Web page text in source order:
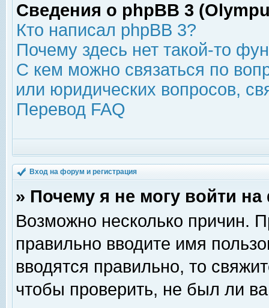
Сведения о phpBB 3
Кто написал phpBB 3?
Почему здесь нет такой-то
С кем можно связаться по
или юридических вопросов,
Перевод FAQ
Вход на форум и регистрация
» Почему я не могу войти
Возможно несколько причин.
правильно вводите имя
вводятся правильно, то
чтобы проверить, не был ли